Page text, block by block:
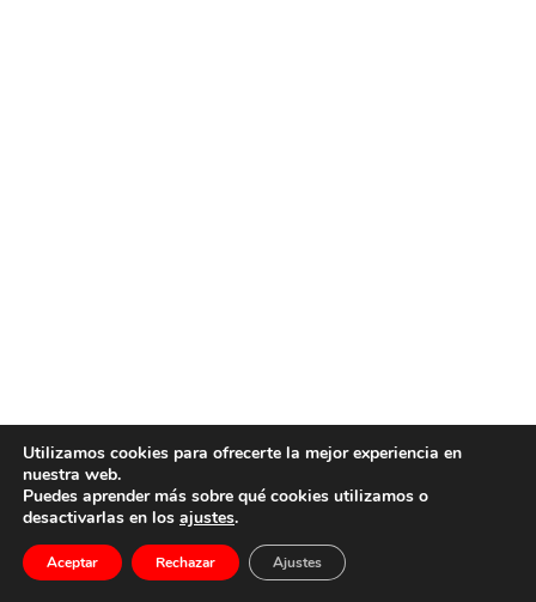
Utilizamos cookies para ofrecerte la mejor experiencia en
nuestra web.
Puedes aprender más sobre qué cookies utilizamos o
desactivarlas en los ajustes.
Aceptar Rechazar Ajustes